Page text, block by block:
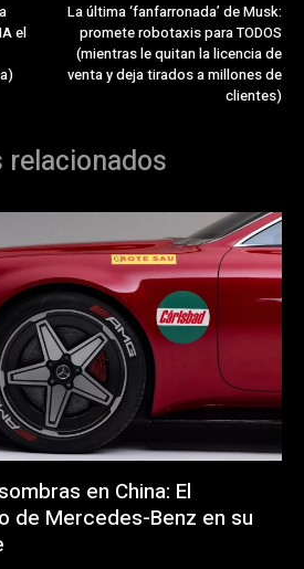
el
La última ‘fanfarronada’ de Musk:
promete robotaxis para TODOS
(mientras le quitan la licencia de
venta y deja tirados a millones de
clientes)
en China: El
de Mercedes-Benz en su